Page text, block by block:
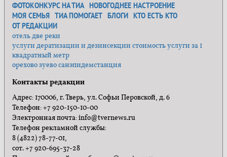
ФОТОКОНКУРС НА ТИА НОВОГОДНЕЕ НАСТРОЕНИЕ
МОЯ СЕМЬЯ ТИА ПОМОГАЕТ БЛОГИ КТО ЕСТЬ КТО
ОТ РЕДАКЦИИ
отель две реки
услуги дератизации и дезинсекции стоимость услуги за 1
квадратный метр
орехово зуево санэпидемстанция
Контакты редакции
Адрес: 170006, г. Тверь, ул. Софьи Перовской, д. 6
Телефон: +7 920-150-10-00
Электронная почта: info@tvernews.ru
Телефон рекламной службы:
8 (4822) 78-77-01,
сот. +7 920-695-37-28